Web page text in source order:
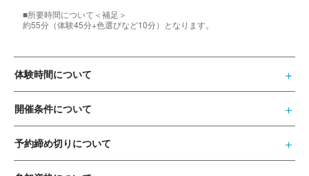
■所要時間について＜補足＞
約55分（体験45分+色選びなど10分）となります。
体験時間について
開催条件について
予約締め切りについて